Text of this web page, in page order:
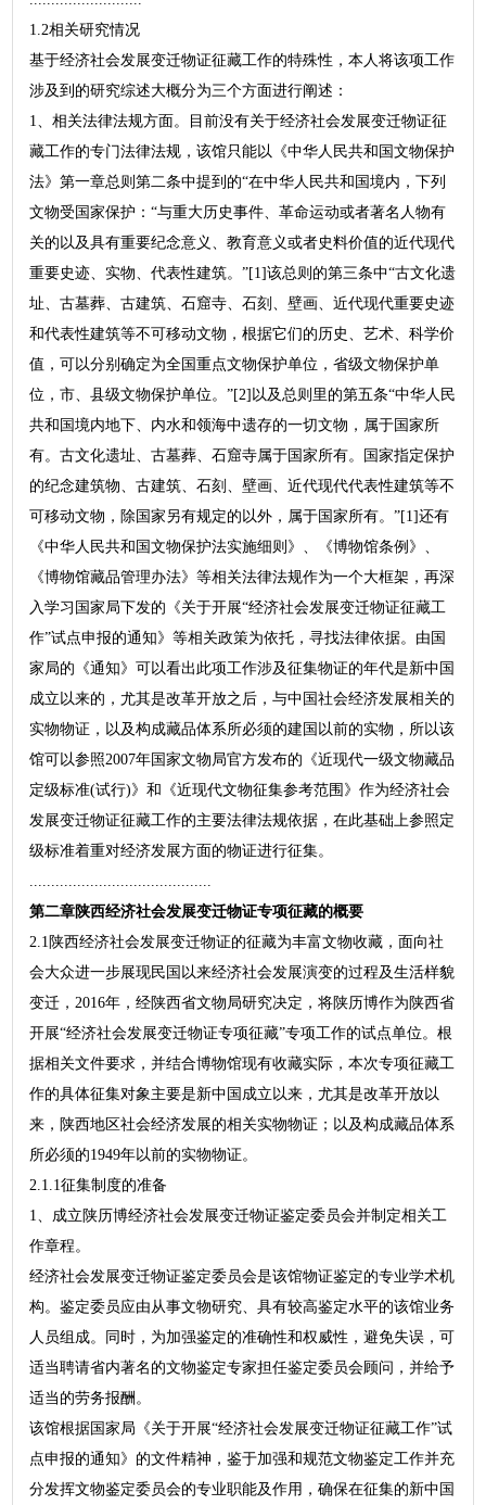
1.2相关研究情况
基于经济社会发展变迁物证征藏工作的特殊性，本人将该项工作
涉及到的研究综述大概分为三个方面进行阐述：
1、相关法律法规方面。目前没有关于经济社会发展变迁物证征
藏工作的专门法律法规，该馆只能以《中华人民共和国文物保护
法》第一章总则第二条中提到的“在中华人民共和国境内，下列
文物受国家保护：“与重大历史事件、革命运动或者著名人物有
关的以及具有重要纪念意义、教育意义或者史料价值的近代现代
重要史迹、实物、代表性建筑。”[1]该总则的第三条中“古文化遗
址、古墓葬、古建筑、石窟寺、石刻、壁画、近代现代重要史迹
和代表性建筑等不可移动文物，根据它们的历史、艺术、科学价
值，可以分别确定为全国重点文物保护单位，省级文物保护单
位，市、县级文物保护单位。”[2]以及总则里的第五条“中华人民
共和国境内地下、内水和领海中遗存的一切文物，属于国家所
有。古文化遗址、古墓葬、石窟寺属于国家所有。国家指定保护
的纪念建筑物、古建筑、石刻、壁画、近代现代代表性建筑等不
可移动文物，除国家另有规定的以外，属于国家所有。”[1]还有
《中华人民共和国文物保护法实施细则》、《博物馆条例》、
《博物馆藏品管理办法》等相关法律法规作为一个大框架，再深
入学习国家局下发的《关于开展“经济社会发展变迁物证征藏工
作”试点申报的通知》等相关政策为依托，寻找法律依据。由国
家局的《通知》可以看出此项工作涉及征集物证的年代是新中国
成立以来的，尤其是改革开放之后，与中国社会经济发展相关的
实物物证，以及构成藏品体系所必须的建国以前的实物，所以该
馆可以参照2007年国家文物局官方发布的《近现代一级文物藏品
定级标准(试行)》和《近现代文物征集参考范围》作为经济社会
发展变迁物证征藏工作的主要法律法规依据，在此基础上参照定
级标准着重对经济发展方面的物证进行征集。
第二章陕西经济社会发展变迁物证专项征藏的概要
2.1陕西经济社会发展变迁物证的征藏为丰富文物收藏，面向社
会大众进一步展现民国以来经济社会发展演变的过程及生活样貌
变迁，2016年，经陕西省文物局研究决定，将陕历博作为陕西省
开展“经济社会发展变迁物证专项征藏”专项工作的试点单位。根
据相关文件要求，并结合博物馆现有收藏实际，本次专项征藏工
作的具体征集对象主要是新中国成立以来，尤其是改革开放以
来，陕西地区社会经济发展的相关实物物证；以及构成藏品体系
所必须的1949年以前的实物物证。
2.1.1征集制度的准备
1、成立陕历博经济社会发展变迁物证鉴定委员会并制定相关工
作章程。
经济社会发展变迁物证鉴定委员会是该馆物证鉴定的专业学术机
构。鉴定委员应由从事文物研究、具有较高鉴定水平的该馆业务
人员组成。同时，为加强鉴定的准确性和权威性，避免失误，可
适当聘请省内著名的文物鉴定专家担任鉴定委员会顾问，并给予
适当的劳务报酬。
该馆根据国家局《关于开展“经济社会发展变迁物证征藏工作”试
点申报的通知》的文件精神，鉴于加强和规范文物鉴定工作并充
分发挥文物鉴定委员会的专业职能及作用，确保在征集的新中国